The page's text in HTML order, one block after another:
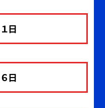
日
日